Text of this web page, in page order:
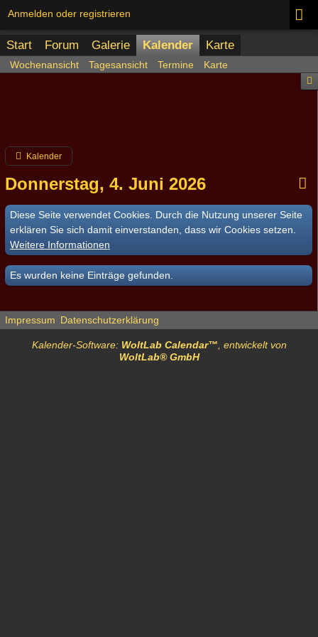
Anmelden oder registrieren
Start Forum Galerie Kalender Karte
Wochenansicht Tagesansicht Termine Karte
Kalender
Donnerstag, 4. Juni 2026
Diese Seite verwendet Cookies. Durch die Nutzung unserer Seite
erklären Sie sich damit einverstanden, dass wir Cookies setzen.
Weitere Informationen
Es wurden keine Einträge gefunden.
Impressum Datenschutzerklärung
Kalender-Software: WoltLab Calendar™ , entwickelt von
WoltLab® GmbH